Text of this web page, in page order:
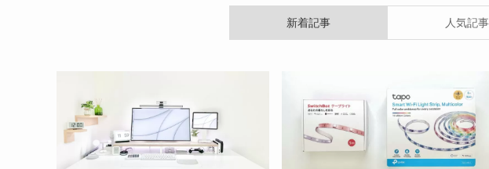
新着記事 人気記事